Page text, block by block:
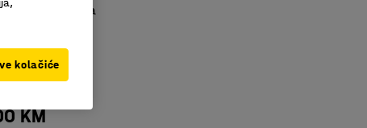
kodna brava
KM
kolačiće